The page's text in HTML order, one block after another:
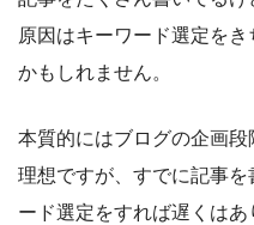
原因はキーワード選定を
かもしれません。
本質的にはブログの企画
理想ですが、すでに記事
ード選定をすれば遅くはあ